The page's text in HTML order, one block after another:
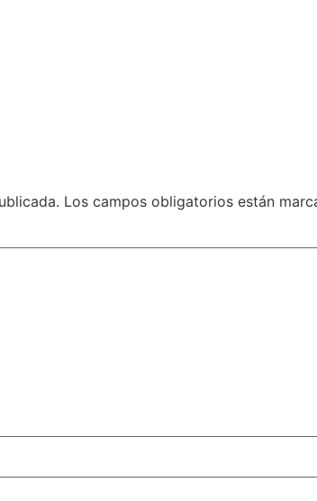
Los campos obligatorios están